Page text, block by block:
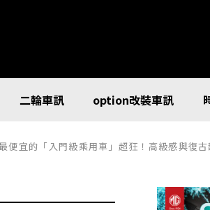
二輪車訊 option改裝車訊
高級感與復古韻味滿點、搭載「超豪華內裝」的「懷舊風格」版本超讚